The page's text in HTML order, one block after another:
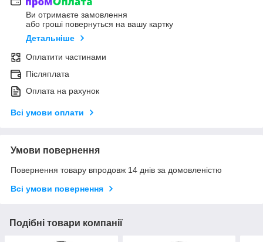
Ви отримаєте замовлення
або гроші повернуться на вашу картку
Детальніше
Оплатити частинами
Післяплата
Оплата на рахунок
Всі умови оплати
Умови повернення
Повернення товару впродовж 14 днів за домовленістю
Всі умови повернення
Подібні товари компанії